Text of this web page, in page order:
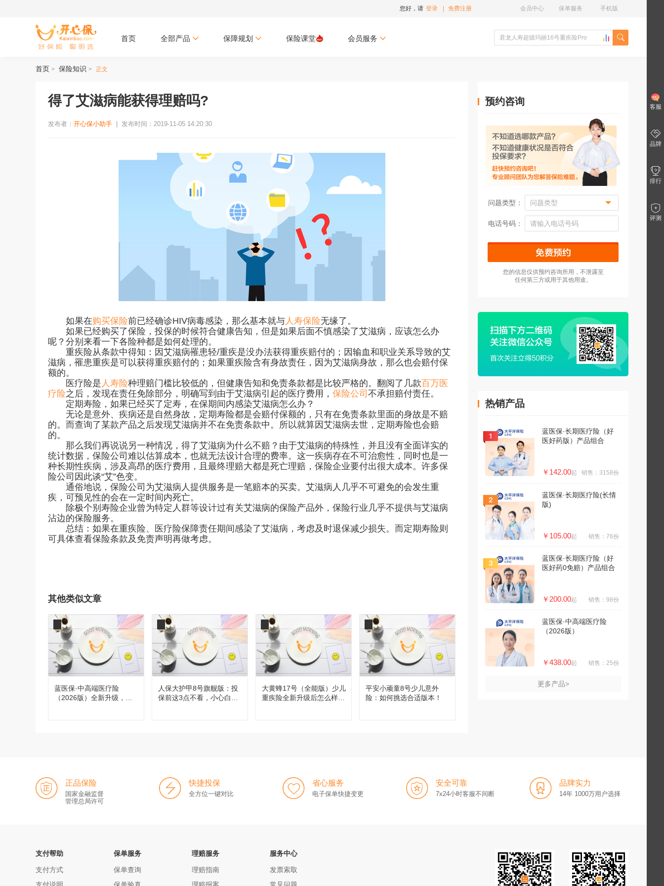
您好，请 登录 免费注册 手机版
保单服务
会员中心
首页 全部产品 保障规划 保险课堂 会员服务
首页 > 保险知识 > 正文
得了艾滋病能获得理赔吗?
发布者： 开心保小助手 发布时间：2019-11-05 14:20:30
如果在购买保险前已经确诊HIV病毒感染，那么基本就与人寿保险无缘了。
如果已经购买了保险，投保的时候符合健康告知，但是如果后面不慎感染了艾滋病，应该怎么办
呢？分别来看一下各险种都是如何处理的。
重疾险从条款中得知：因艾滋病罹患轻/重疾是没办法获得重疾赔付的；因输血和职业关系导致的艾
滋病，罹患重疾是可以获得重疾赔付的；如果重疾险含有身故责任，因为艾滋病身故，那么也会赔付保
额的。
医疗险是 人寿险种理赔门槛比较低的，但健康告知和免责条款都是比较严格的。翻阅了几款百万医
疗险之后，发现在责任免除部分，明确写到由于艾滋病引起的医疗费用， 保险公司 不承担赔付责任。
定期寿险，如果已经买了定寿，在保期间内感染艾滋病怎么办？
无论是意外、疾病还是自然身故，定期寿险都是会赔付保额的，只有在免责条款里面的身故是不赔
的。而查询了某款产品之后发现艾滋病并不在免责条款中。所以就算因艾滋病去世，定期寿险也会赔
的。
那么我们再说说另一种情况，得了艾滋病为什么不赔？由于艾滋病的特殊性，并且没有全面详实的
统计数据，保险公司难以估算成本，也就无法设计合理的费率。这一疾病存在不可治愈性，同时也是一
种长期性疾病，涉及高昂的医疗费用，且最终理赔大都是死亡理赔，保险企业要付出很大成本。许多保
险公司因此谈“艾”色变。
通俗地说，保险公司为艾滋病人提供服务是一笔赔本的买卖。艾滋病人几乎不可避免的会发生重
疾，可预见性的会在一定时间内死亡。
除极个别寿险企业曾为特定人群等设计过有关艾滋病的保险产品外，保险行业几乎不提供与艾滋病
沾边的保险服务。
总结：如果在重疾险、医疗险保障责任期间感染了艾滋病，考虑及时退保减少损失。而定期寿险则
可具体查看保险条款及免责声明再做考虑。
其他类似文章
蓝医保·中高端医疗险
（2026版）全新升级，都
人保大护甲8号旗舰版：投
保前这3点不看，小心白
大黄蜂17号（全能版）少儿
重疾险全新升级后怎么样，
平安小顽童8号少儿意外
险：如何挑选合适版本！
预约咨询
问题类型：
电话号码：
您的信息仅供预约咨询所用，不泄露至
任何第三方或用于其他用途。
热销产品
蓝医保·长期医疗险（好
医好药版）产品组合
￥142.00起 销售：3158份
蓝医保·长期医疗险(长情
版)
￥105.00起 销售：76份
蓝医保·长期医疗险（好
医好药0免赔）产品组合
￥200.00起 销售：98份
蓝医保·中高端医疗险
（2026版）
￥438.00起 销售：25份
更多产品>
正品保险
国家金融监督
管理总局许可
快捷投保
全方位一键对比
省心服务
电子保单快捷变更
安全可靠
7x24小时客服不间断
品牌实力
14年 1000万用户选择
支付帮助
支付方式
保单服务
保单查询
理赔服务
理赔指南
服务中心
发票索取
客服
品牌
排行
评测